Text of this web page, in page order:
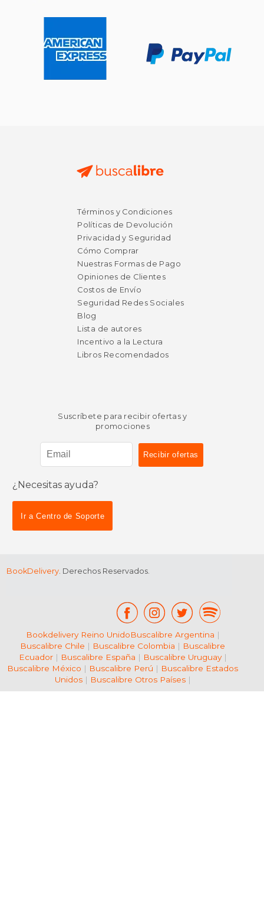
15%
dcto.
Términos y Condiciones
Políticas de Devolución
Privacidad y Seguridad
Cómo Comprar
Nuestras Formas de Pago
Opiniones de Clientes
Costos de Envío
Seguridad Redes Sociales
Blog
Lista de autores
Incentivo a la Lectura
Libros Recomendados
Suscríbete para recibir ofertas y
promociones
¿Necesitas ayuda?
Ir a Centro de Soporte
BookDelivery. Derechos Reservados.
Bookdelivery Reino UnidoBuscalibre Argentina |
Buscalibre Chile | Buscalibre Colombia | Buscalibre
Ecuador| Buscalibre España | Buscalibre Uruguay|
Buscalibre México | Buscalibre Perú | Buscalibre Estados
Unidos| Buscalibre Otros Países|